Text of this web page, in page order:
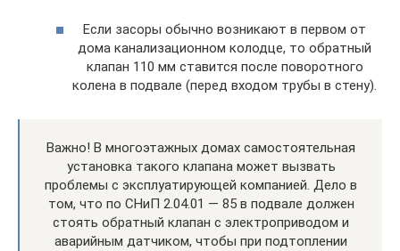
Если засоры обычно возникают в первом от
дома канализационном колодце, то обратный
клапан 110 мм ставится после поворотного
колена в подвале (перед входом трубы в стену).
Важно! В многоэтажных домах самостоятельная
установка такого клапана может вызвать
проблемы с эксплуатирующей компанией. Дело в
том, что по СНиП 2.04.01 — 85 в подвале должен
стоять обратный клапан с электроприводом и
аварийным датчиком, чтобы при подтоплении